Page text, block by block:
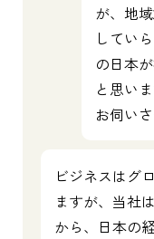
が、地
してい
の日本
と思い
お伺い
ビジネスはグ
ますが、当社
から、日本の